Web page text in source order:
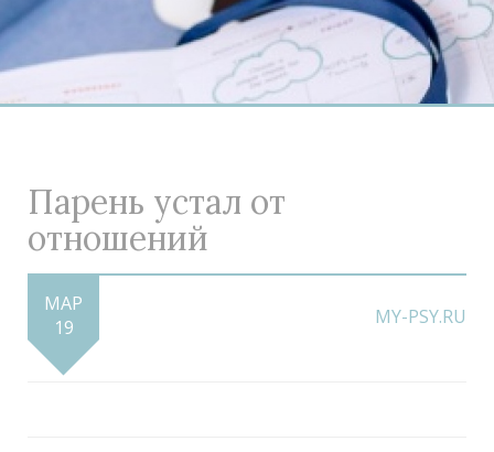
Парень устал от
отношений
МАР
19
MY-PSY.RU